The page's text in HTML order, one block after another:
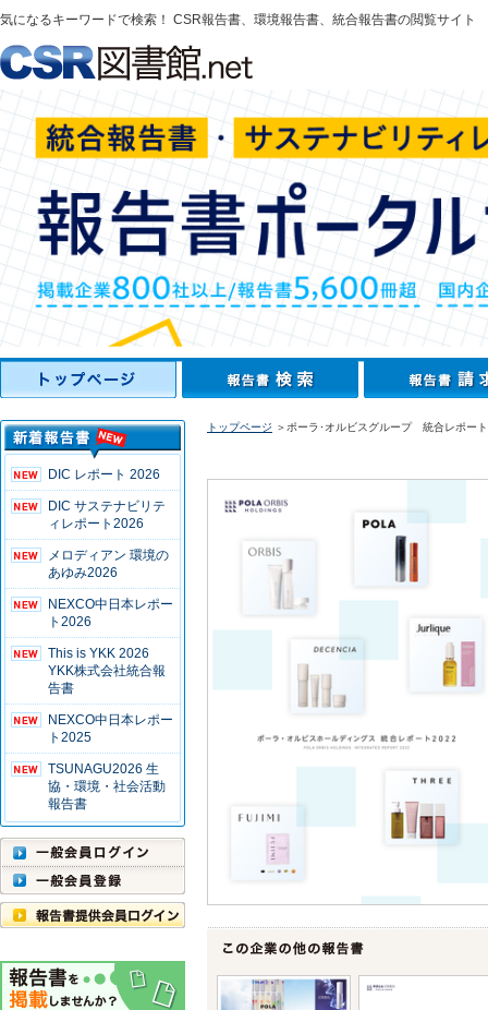
気になるキーワードで検索！ CSR報告書、環境報告書、統合報告書の閲覧サイト
DIC レポート 2026
DIC サステナビリテ
ィレポート2026
メロディアン 環境の
あゆみ2026
NEXCO中日本レポー
ト2026
This is YKK 2026
YKK株式会社統合報
告書
NEXCO中日本レポー
ト2025
TSUNAGU2026 生
協・環境・社会活動
報告書
トップページ ＞ポーラ･オルビスグループ 統合レポー